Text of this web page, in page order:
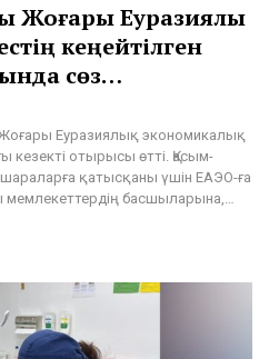
Жоғары Еуразиялық
кеңейтілген
сөз…
Еуразиялық экономикалық
кезекті отырысы өтті. Қасым-
қатысқаны үшін ЕАЭО-ға
басшыларына,…